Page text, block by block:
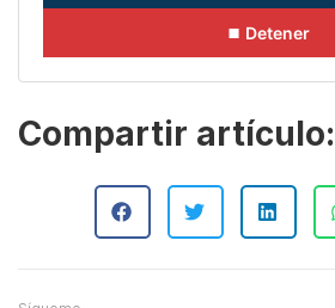
⏹ Detener
Compartir artículo: